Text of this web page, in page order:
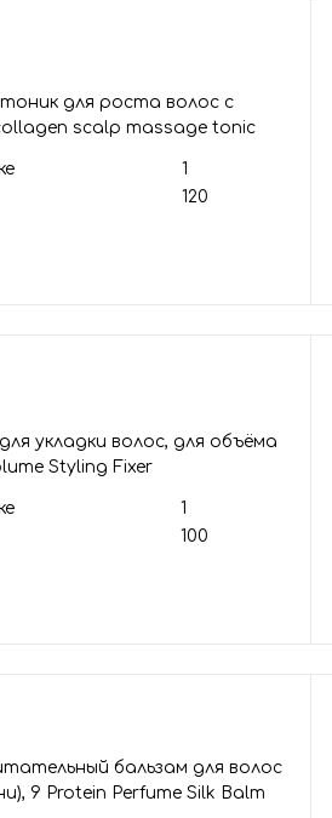
для роста волос с
scalp massage tonic
1
120
укладки волос, для объёма
Styling Fixer
1
100
бальзам для волос
9 Protein Perfume Silk Balm